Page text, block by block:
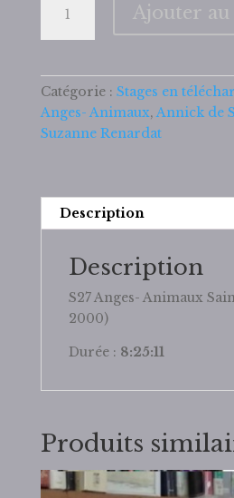
S27
Animaux
Ajouter
Catégorie : Stages en
Anges- Animaux,Annick de
Suzanne Renardat
Description
Description
S27 Anges- Animaux
2000)
Durée : 8:25:11
Produits